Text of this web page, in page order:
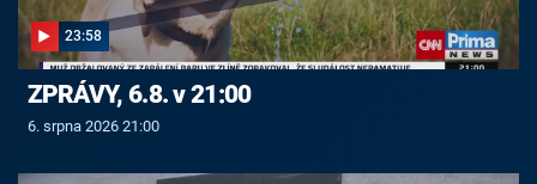
23:58
ZPRÁVY, 6.8. v 21:00
6. srpna 2026 21:00